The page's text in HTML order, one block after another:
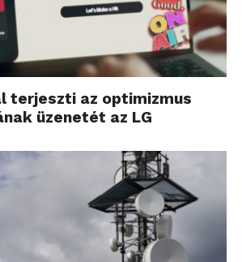
terjeszti az optimizmus
üzenetét az LG